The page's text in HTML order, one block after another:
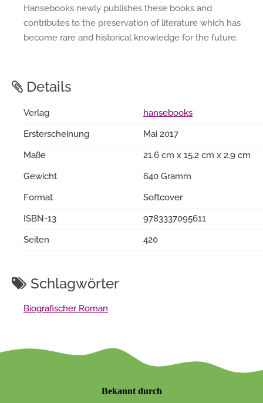
Hansebooks newly publishes these books and
contributes to the preservation of literature which has
become rare and historical knowledge for the future.
Details
Verlag
hansebooks
Ersterscheinung
Mai 2017
Maße
21.6 cm x 15.2 cm x 2.9 cm
Gewicht
640 Gramm
Format
Softcover
ISBN-13
9783337095611
Seiten
420
Schlagwörter
Biografischer Roman
Bekannt durch